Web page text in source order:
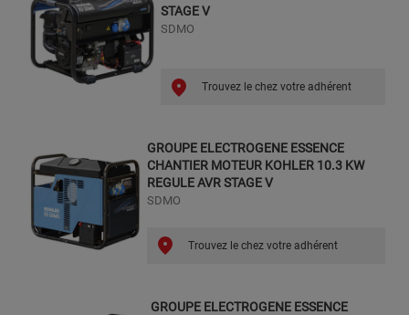
STAGE V
SDMO
Trouvez le chez votre adhérent
GROUPE ELECTROGENE ESSENCE
CHANTIER MOTEUR KOHLER 10.3 KW
REGULE AVR STAGE V
SDMO
Trouvez le chez votre adhérent
GROUPE ELECTROGENE ESSENCE